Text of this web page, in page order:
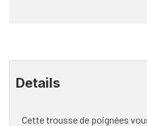
Details
Cette trousse de poignées